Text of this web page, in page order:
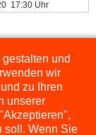
17:30 Uhr
und
wir
zu Ihren
unserer
soll. Wenn Sie